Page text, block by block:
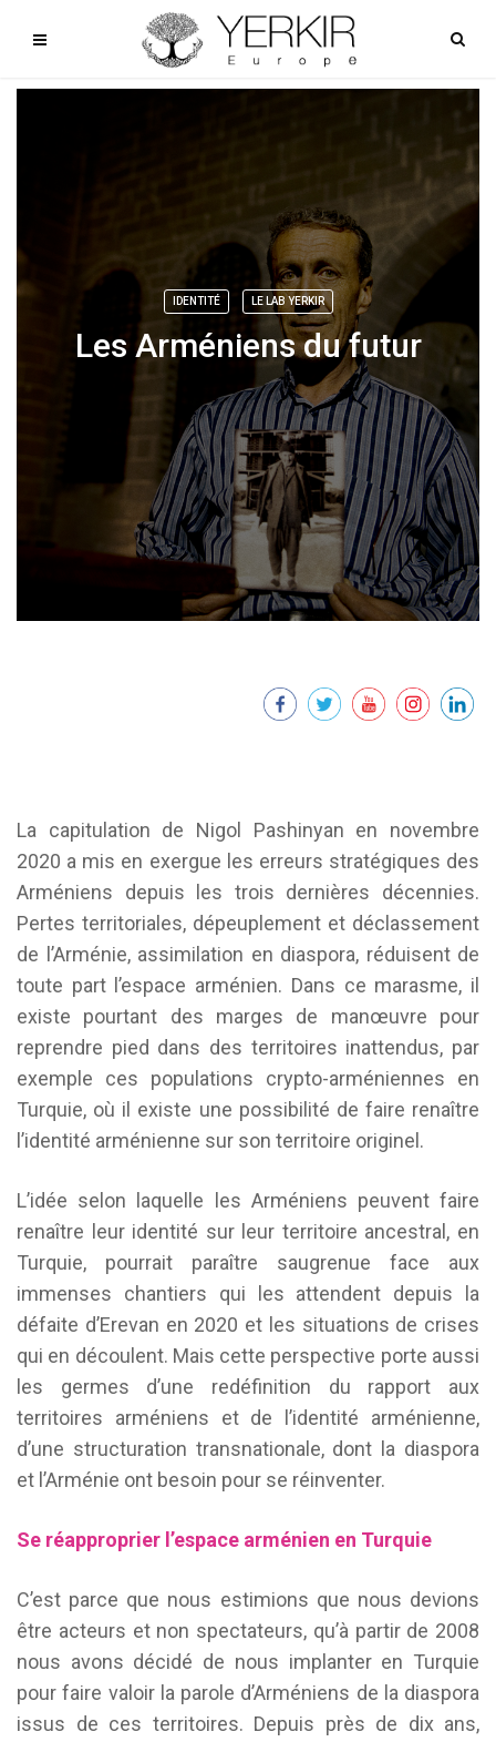
IDENTITÉ LE LAB YERKIR
Les Arméniens du futur
La capitulation de Nigol Pashinyan en novembre
2020 a mis en exergue les erreurs stratégiques des
Arméniens depuis les trois dernières décennies.
Pertes territoriales, dépeuplement et déclassement
de l’Arménie, assimilation en diaspora, réduisent de
toute part l’espace arménien. Dans ce marasme, il
existe pourtant des marges de manœuvre pour
reprendre pied dans des territoires inattendus, par
exemple ces populations crypto-arméniennes en
Turquie, où il existe une possibilité de faire renaître
l’identité arménienne sur son territoire originel.
L’idée selon laquelle les Arméniens peuvent faire
renaître leur identité sur leur territoire ancestral, en
Turquie, pourrait paraître saugrenue face aux
immenses chantiers qui les attendent depuis la
défaite d’Erevan en 2020 et les situations de crises
qui en découlent. Mais cette perspective porte aussi
les germes d’une redéfinition du rapport aux
territoires arméniens et de l’identité arménienne,
d’une structuration transnationale, dont la diaspora
et l’Arménie ont besoin pour se réinventer.
Se réapproprier l’espace arménien en Turquie
C’est parce que nous estimions que nous devions
être acteurs et non spectateurs, qu’à partir de 2008
nous avons décidé de nous implanter en Turquie
pour faire valoir la parole d’Arméniens de la diaspora
issus de ces territoires. Depuis près de dix ans,